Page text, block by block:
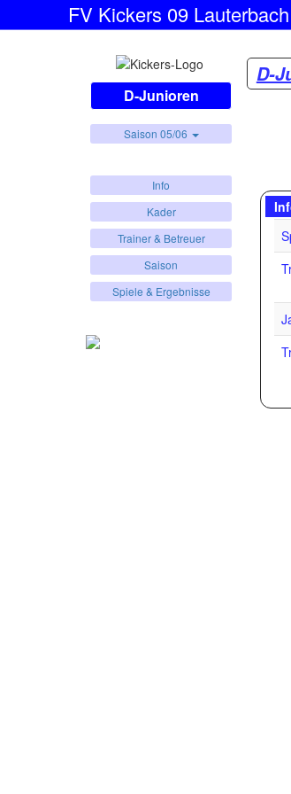
FV Kickers 09
D-Junioren
Saison 05/06
Info
Kader
Trainer & Betreuer
Saison
Spiele & Ergebnisse
D-